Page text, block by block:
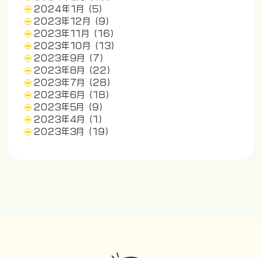
2024年1月
(5)
2023年12月
(9)
2023年11月
(16)
2023年10月
(13)
2023年9月
(7)
2023年8月
(22)
2023年7月
(28)
2023年6月
(18)
2023年5月
(9)
2023年4月
(1)
2023年3月
(19)